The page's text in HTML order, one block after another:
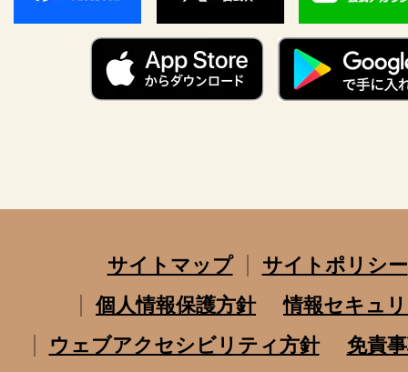
サイトマップ
サイトポリシー
個人情報保護方針
情報セキュ
ウェブアクセシビリティ方針
免責